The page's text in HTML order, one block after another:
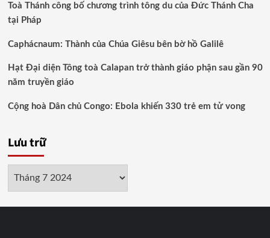
Toà Thánh công bố chương trình tông du của Đức Thánh Cha
tại Pháp
Caphácnaum: Thành của Chúa Giêsu bên bờ hồ Galilê
Hạt Đại diện Tông toà Calapan trở thành giáo phận sau gần 90
năm truyền giáo
Cộng hoà Dân chủ Congo: Ebola khiến 330 trẻ em tử vong
Lưu trữ